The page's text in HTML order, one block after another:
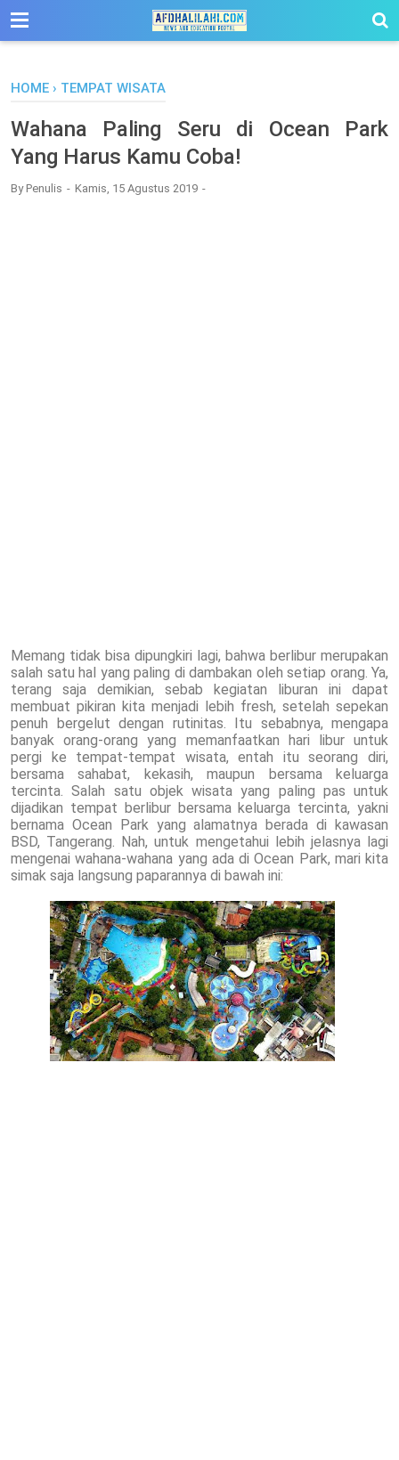
-->
HOME › TEMPAT WISATA
Wahana Paling Seru di Ocean Park
Yang Harus Kamu Coba!
ByPenulis Kamis, 15 Agustus 2019
Memang tidak bisa dipungkiri lagi, bahwa berlibur merupakan
salah satu hal yang paling di dambakan oleh setiap orang. Ya,
terang saja demikian, sebab kegiatan liburan ini dapat
membuat pikiran kita menjadi lebih fresh, setelah sepekan
penuh bergelut dengan rutinitas. Itu sebabnya, mengapa
banyak orang-orang yang memanfaatkan hari libur untuk
pergi ke tempat-tempat wisata, entah itu seorang diri,
bersama sahabat, kekasih, maupun bersama keluarga
tercinta. Salah satu objek wisata yang paling pas untuk
dijadikan tempat berlibur bersama keluarga tercinta, yakni
bernama Ocean Park yang alamatnya berada di kawasan
BSD, Tangerang. Nah, untuk mengetahui lebih jelasnya lagi
mengenai wahana-wahana yang ada di Ocean Park, mari kita
simak saja langsung paparannya di bawah ini: